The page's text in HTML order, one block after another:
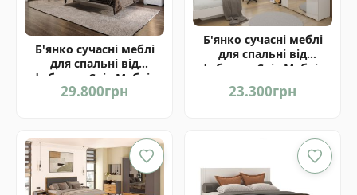
Б'янко сучасні меблі
для спальні від
фабрики Світ Меблів
Україна
29.800грн
Б'янко сучасні меблі
для спальні від
фабрики Світ Меблів
23.300грн